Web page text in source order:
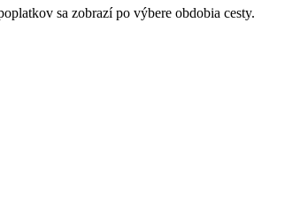
sa zobrazí po výbere obdobia cesty.